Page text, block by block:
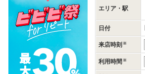
エリア・駅
日付
来店時刻
利用時間